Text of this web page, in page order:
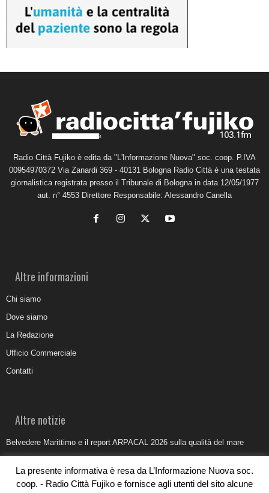
Radio Città Fujiko è edita da "L'Informazione Nuova" soc. coop. P.IVA
00954970372 Via Zanardi 369 - 40131 Bologna Radio Città è una testata
giornalistica registrata presso il Tribunale di Bologna in data 12/05/1977
aut. n° 4553 Direttore Responsabile: Alessandro Canella
Altre informazioni
Chi siamo
Dove siamo
La Redazione
Ufficio Commerciale
Contatti
Altre notizie
Belvedere Marittimo e il report ARPACAL 2026 sulla qualità del mare
Umidità di risalita in casa, come riconoscere i segnali veri
La presente informativa è resa da L’Informazione Nuova soc.
coop. - Radio Città Fujiko e fornisce agli utenti del sito alcune